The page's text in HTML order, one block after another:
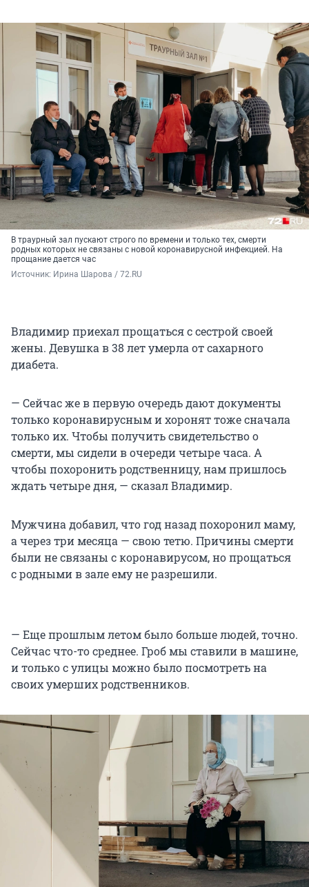
В траурный зал пускают строго по времени и только тех, смерти
родных которых не связаны с новой коронавирусной инфекцией. На
прощание дается час
Источник: Ирина Шарова / 72.RU
Владимир приехал прощаться с сестрой своей
жены. Девушка в 38 лет умерла от сахарного
диабета.
— Сейчас же в первую очередь дают документы
только коронавирусным и хоронят тоже сначала
только их. Чтобы получить свидетельство о
смерти, мы сидели в очереди четыре часа. А
чтобы похоронить родственницу, нам пришлось
ждать четыре дня, — сказал Владимир.
Мужчина добавил, что год назад похоронил маму,
а через три месяца — свою тетю. Причины смерти
были не связаны с коронавирусом, но прощаться
с родными в зале ему не разрешили.
— Еще прошлым летом было больше людей, точно.
Сейчас что-то среднее. Гроб мы ставили в машине,
и только с улицы можно было посмотреть на
своих умерших родственников.